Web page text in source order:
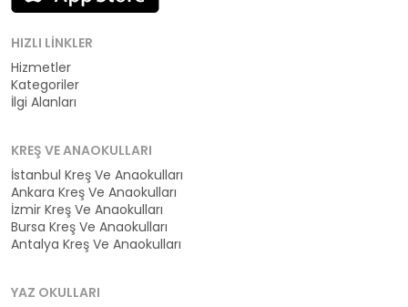
HIZLI LINKLER
Hizmetler
Kategoriler
İlgi Alanları
KREŞ VE ANAOKULLARI
İstanbul Kreş Ve Anaokulları
Ankara Kreş Ve Anaokulları
İzmir Kreş Ve Anaokulları
Bursa Kreş Ve Anaokulları
Antalya Kreş Ve Anaokulları
YAZ OKULLARI